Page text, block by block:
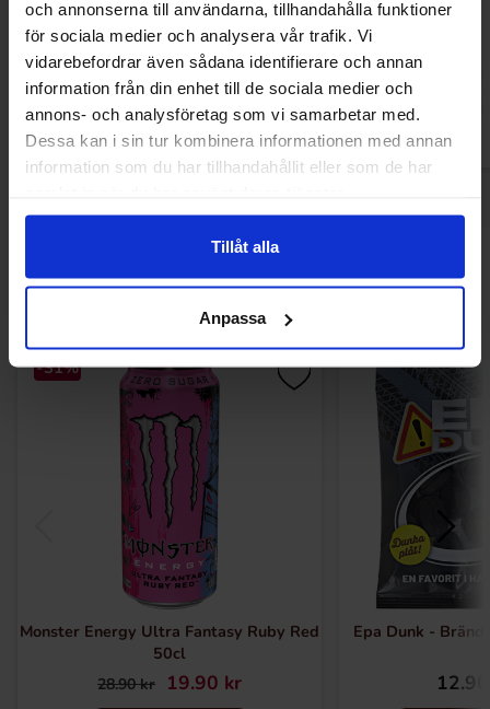
och annonserna till användarna, tillhandahålla funktioner
för sociala medier och analysera vår trafik. Vi
vidarebefordrar även sådana identifierare och annan
information från din enhet till de sociala medier och
annons- och analysföretag som vi samarbetar med.
Dessa kan i sin tur kombinera informationen med annan
information som du har tillhandahållit eller som de har
Tillåt alla
Anpassa
149.90 kr
Køb
Andre kunne lide
-31%
Monster Energy Ultra Fantasy Ruby Red
50cl
28.90 kr 19.90 kr
Epa Dunk -